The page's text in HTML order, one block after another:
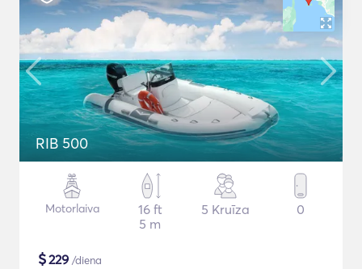
RIB 500
Motorlaiva
16 ft
5 m
5 Kruīza 0
$229 /diena